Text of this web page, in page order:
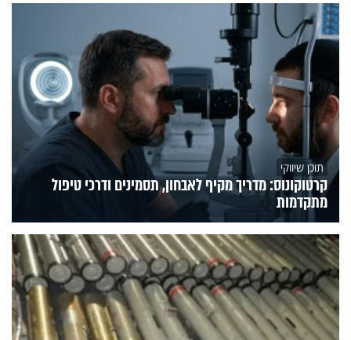
תוכן שיווקי
קרטוקונוס: מדריך מקיף לאבחון, תסמינים ודרכי טיפול
מתקדמות